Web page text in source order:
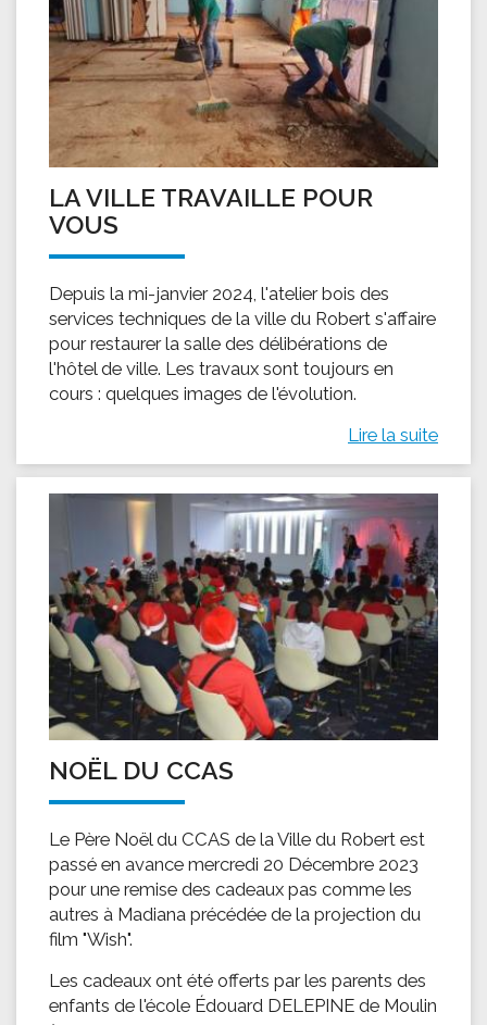
LA VILLE TRAVAILLE POUR
VOUS
Depuis la mi-janvier 2024, l'atelier bois des
services techniques de la ville du Robert s'affaire
pour restaurer la salle des délibérations de
l'hôtel de ville. Les travaux sont toujours en
cours : quelques images de l'évolution.
Lire la suite
NOËL DU CCAS
Le Père Noël du CCAS de la Ville du Robert est
passé en avance mercredi 20 Décembre 2023
pour une remise des cadeaux pas comme les
autres à Madiana précédée de la projection du
film "Wish".
Les cadeaux ont été offerts par les parents des
enfants de l'école Édouard DELEPINE de Moulin